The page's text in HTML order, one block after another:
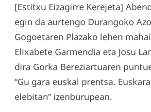
[Estitxu Eizagirre Kerejeta]
egin da aurtengo Durangoko
Gogoetaren Plazako lehen
Elixabete Garmendia eta Josu
dira Gorka Bereziartuaren
“Gu gara euskal prentsa.
elebitan” izenburupean.